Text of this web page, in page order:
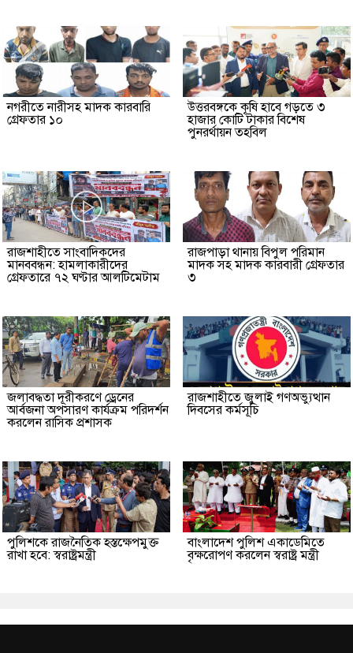
নগরীতে নারীসহ মাদক কারবারি
গ্রেফতার ১০
উত্তরবঙ্গকে কৃষি হাবে গড়তে ৩
হাজার কোটি টাকার বিশেষ
পুনরর্থায়ন তহবিল
রাজশাহীতে সাংবাদিকদের
মানববন্ধন: হামলাকারীদের
গ্রেফতারে ৭২ ঘণ্টার আলটিমেটাম
রাজপাড়া থানায় বিপুল পরিমান
মাদক সহ মাদক কারবারী গ্রেফতার
৩
জলাবদ্ধতা দূরীকরণে ড্রেনের
আর্বজনা অপসারণ কার্যক্রম পরিদর্শন
করলেন রাসিক প্রশাসক
রাজশাহীতে জুলাই গণঅভ্যুত্থান
দিবসের কর্মসূচি
পুলিশকে রাজনৈতিক হস্তক্ষেপমুক্ত
রাখা হবে: স্বরাষ্ট্রমন্ত্রী
বাংলাদেশ পুলিশ একাডেমিতে
বৃক্ষরোপণ করলেন স্বরাষ্ট্র মন্ত্রী